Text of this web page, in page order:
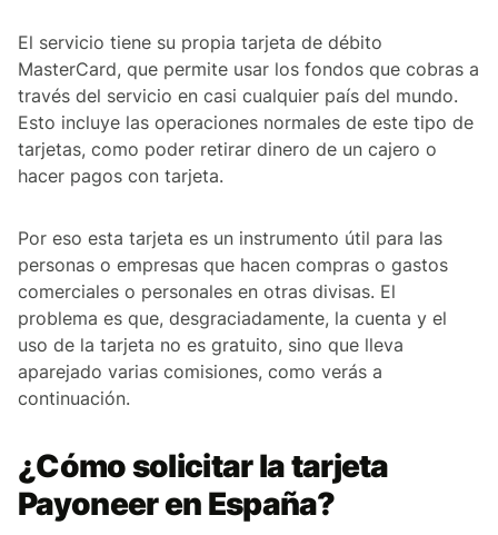
El servicio tiene su propia tarjeta de débito
MasterCard, que permite usar los fondos que cobras a
través del servicio en casi cualquier país del mundo.
Esto incluye las operaciones normales de este tipo de
tarjetas, como poder retirar dinero de un cajero o
hacer pagos con tarjeta.
Por eso esta tarjeta es un instrumento útil para las
personas o empresas que hacen compras o gastos
comerciales o personales en otras divisas. El
problema es que, desgraciadamente, la cuenta y el
uso de la tarjeta no es gratuito, sino que lleva
aparejado varias comisiones, como verás a
continuación.
¿Cómo solicitar la tarjeta
Payoneer en España?